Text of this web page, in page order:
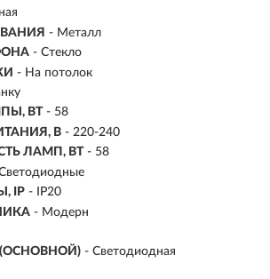
- Металл
- Стекло
- На потолок
ВТ - 58
В - 220-240
ЛАМП, ВТ - 58
IP - IP20
- Модерн
- Светодиодная